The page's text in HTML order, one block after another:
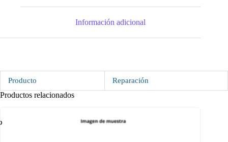
Información adicional
Producto Reparación
Productos relacionados